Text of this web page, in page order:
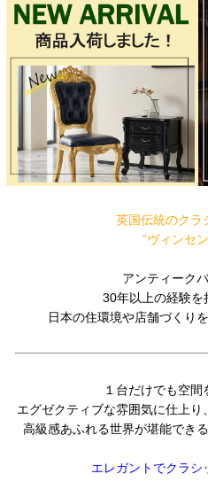
英国伝統のクラ
”ヴィンセ
アンティーク
30年以上の経験を
日本の住環境や店舗づくり
１台だけでも空間
エグゼクティブな雰囲気に仕上
高級感あふれる世界が堪能でき
エレガントでクラシ